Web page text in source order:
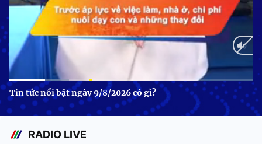
Current
Time
0:12 / Duration
1:01
Tin tức nổi bật ngày 9/8/2026 có gì?
RADIO LIVE